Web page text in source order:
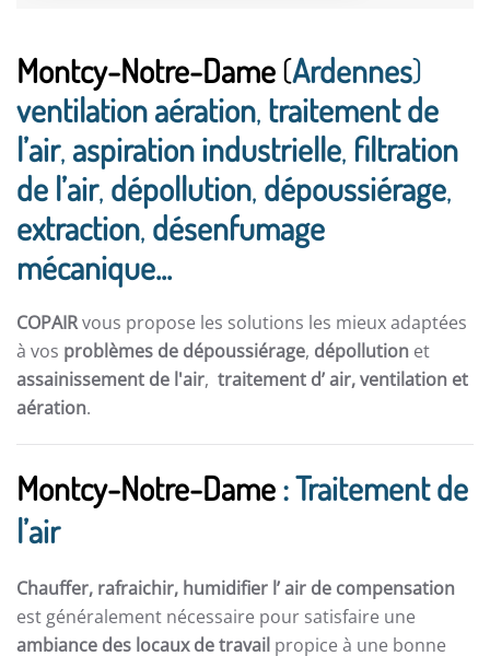
Montcy-Notre-Dame(Ardennes)
ventilation aération, traitement de
l’air, aspiration industrielle, filtration
de l’air, dépollution, dépoussiérage,
extraction, désenfumage
mécanique...
COPAIRvous propose les solutions les mieux adaptées
à vos problèmes de dépoussiérage, dépollution et
assainissement de l'air, traitement d’ air,ventilation et
aération.
Montcy-Notre-Dame: Traitement de
l’air
Chauffer, rafraichir, humidifier l’ air de compensation
est généralement nécessaire pour satisfaire une
ambiance des locaux de travail propice à une bonne